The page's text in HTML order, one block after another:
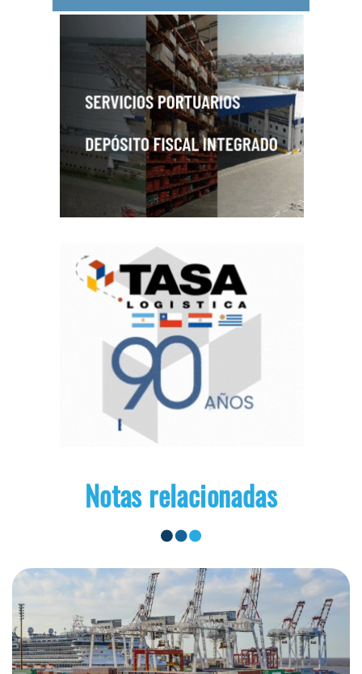
Notas relacionadas